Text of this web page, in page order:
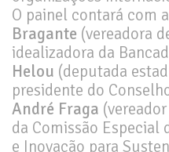
O painel contará com
Bragante (vereadora
idealizadora da
Helou (deputada
presidente do
André Fraga
da Comissão Especial
e Inovação para